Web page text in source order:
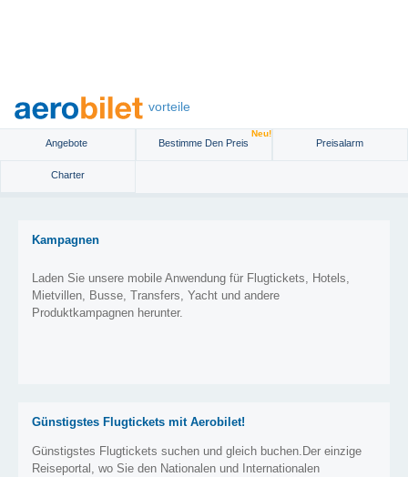
vorteile
Angebote Bestimme Den Preis
Neu!
Preisalarm
Charter
Kampagnen
Laden Sie unsere mobile Anwendung für Flugtickets, Hotels,
Mietvillen, Busse, Transfers, Yacht und andere
Produktkampagnen herunter.
Günstigstes Flugtickets mit Aerobilet!
Günstigstes Flugtickets suchen und gleich buchen.Der einzige
Reiseportal, wo Sie den Nationalen und Internationalen